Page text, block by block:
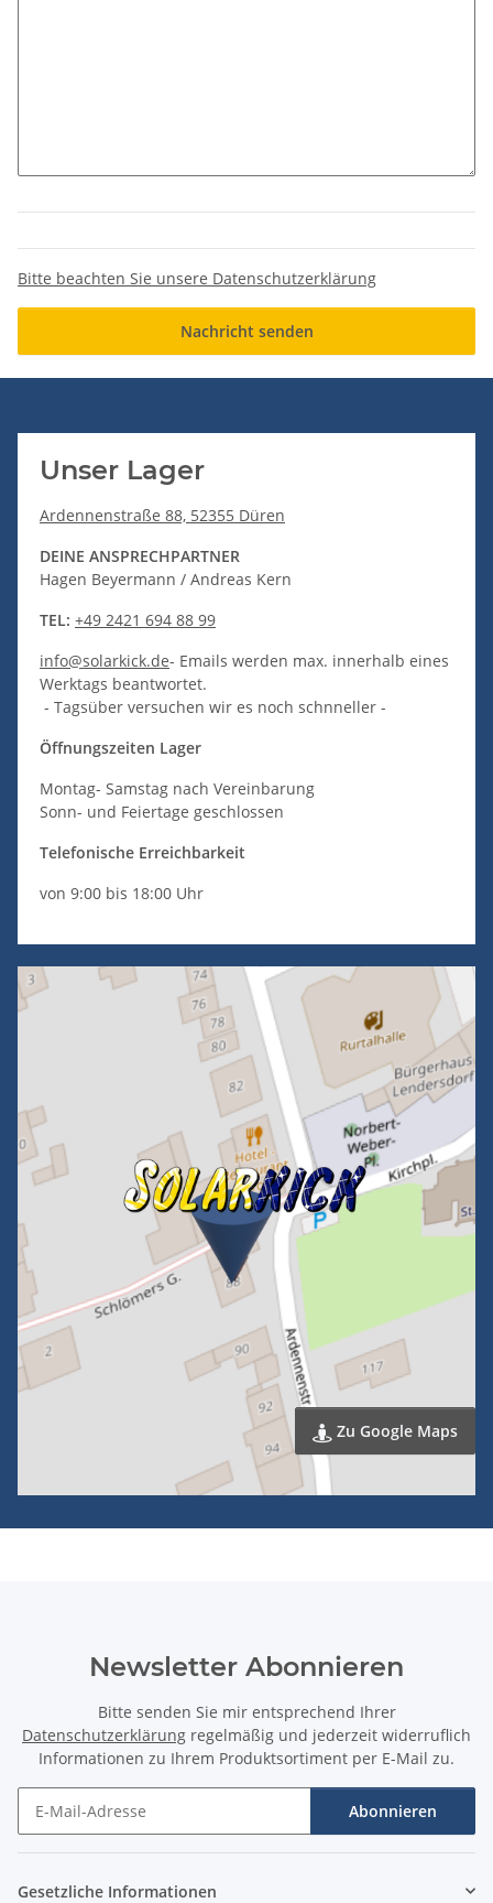
Bitte beachten Sie unsere Datenschutzerklärung
Nachricht senden
Unser Lager
Ardennenstraße 88, 52355 Düren
DEINE ANSPRECHPARTNER
Hagen Beyermann / Andreas Kern
TEL: +49 2421 694 88 99
info@solarkick.de- Emails werden max. innerhalb eines
Werktags beantwortet.
- Tagsüber versuchen wir es noch schnneller -
Öffnungszeiten Lager
Montag- Samstag nach Vereinbarung
Sonn- und Feiertage geschlossen
Telefonische Erreichbarkeit
von 9:00 bis 18:00 Uhr
 Zu Google Maps
Newsletter Abonnieren
Bitte senden Sie mir entsprechend Ihrer
Datenschutzerklärung regelmäßig und jederzeit widerruflich
Informationen zu Ihrem Produktsortiment per E-Mail zu.
Abonnieren
Gesetzliche Informationen